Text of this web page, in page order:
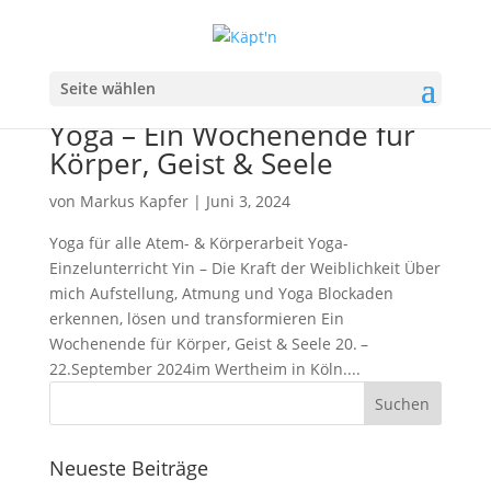
Seite wählen
September 2024:
Aufstellung, Atmung und
Yoga – Ein Wochenende für
Körper, Geist & Seele
von Markus Kapfer| Juni 3, 2024
Yoga für alle Atem- & Körperarbeit Yoga-
Einzelunterricht Yin – Die Kraft der Weiblichkeit Über
mich Aufstellung, Atmung und Yoga Blockaden
erkennen, lösen und transformieren Ein
Wochenende für Körper, Geist & Seele 20. –
22.September 2024im Wertheim in Köln....
Neueste Beiträge